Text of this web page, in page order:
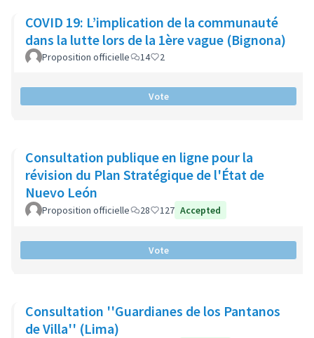
COVID 19: L’implication de la communauté
dans la lutte lors de la 1ère vague (Bignona)
Proposition officielle 14 2
Vote
Consultation publique en ligne pour la
révision du Plan Stratégique de l'État de
Nuevo León
Proposition officielle 28 127 Accepted
Vote
Consultation ''Guardianes de los Pantanos
de Villa'' (Lima)